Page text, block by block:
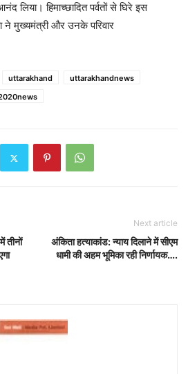
लिया। हिमाच्छादित पर्वतों से घिरे इस
ने मुख्यमंत्री और उनके परिवार
uttarakhand
uttarakhandnews
तीनों
Next article
अंकिता हत्याकांड: न्याय दिलाने में सीएम
धामी की अहम भूमिका रही निर्णायक….